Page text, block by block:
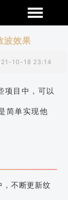
波效果
10-18 23:14
项目中，可以
简单实现他
不断更新纹